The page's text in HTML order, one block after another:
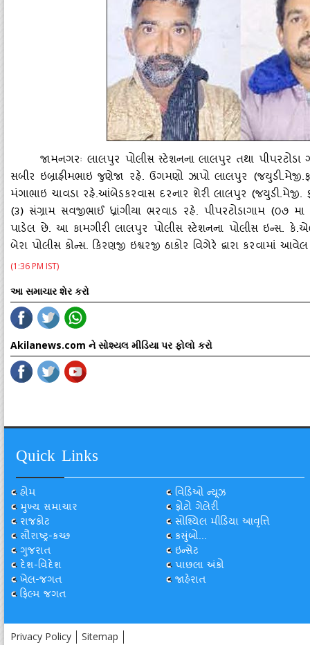
જામનગરઃ લાલપુર પોલીસ સ્‍ટેશનના લાલપુર તથા પીપરટોડા
સબીર ઇબ્રાહીમભાઇ જુણેજા રહે. ઉગમણો ઝાપો લાલપુર
મંગાભાઇ ચાવડા રહે.આંબેડકરવાસ દરનાર શેરી લાલપુર (જયુડી.મેજી.
(૩) સંગ્રામ સવજીભાઈ ધ્રાંગીયા ભરવાડ રહે. પીપરટોડાગામ (૦૭
પાડેલ છે. આ કામગીરી લાલપુર પોલીસ સ્‍ટેશનના પોલીસ ઇન્‍સ.
બેરા પોલીસ કોન્‍સ. કિરણજી ઇશ્વરજી ઠાકોર વિગેરે દ્વારા કરવામાં
(1:36 PM IST)
આ સમાચાર શેર કરો
Akilanews.com ને સોશ્યલ મીડિયા પર ફોલો કરો
Quick Links
હોમ
મુખ્ય સમાચાર
રાજકોટ
સૌરાષ્ટ્ર-કચ્છ
ગુજરાત
દેશ-વિદેશ
ખેલ-જગત
ફિલ્મ જગત
વિડિઓ ન્યૂઝ
ફોટો ગેલેરી
સોશ્યિલ મીડિયા આવૃત્તિ
કસુંબો...
ઇન્સેટ
પાછલા અંકો
જાહેરાત
Privacy Policy Sitemap